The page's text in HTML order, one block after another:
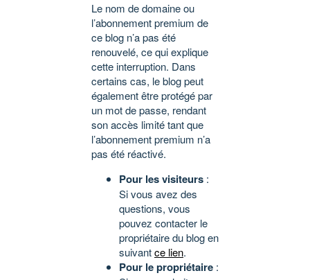
Le nom de domaine ou
l’abonnement premium de
ce blog n’a pas été
renouvelé, ce qui explique
cette interruption. Dans
certains cas, le blog peut
également être protégé par
un mot de passe, rendant
son accès limité tant que
l’abonnement premium n’a
pas été réactivé.
Pour les visiteurs :
Si vous avez des
questions, vous
pouvez contacter le
propriétaire du blog en
suivantce lien.
Pour le propriétaire :